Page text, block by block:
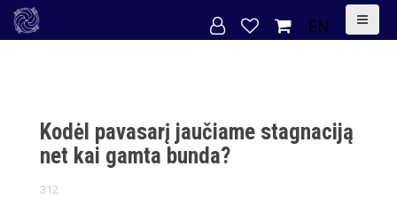
k
EN
Kodėl pavasarį jaučiame stagnaciją
net kai gamta bunda?
312